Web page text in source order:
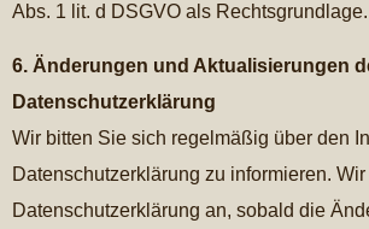
Abs. 1 lit. d DSGVO als Rechtsgrundlage.
6. Änderungen und Aktualisierungen
Datenschutzerklärung
Wir bitten Sie sich regelmäßig über den
Datenschutzerklärung zu informieren.
Datenschutzerklärung an, sobald die